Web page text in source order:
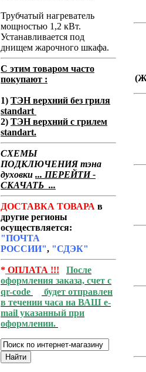
Трубчатый нагреватель
мощностью 1,2 кВт.
Устанавливается под
днищем жарочного шкафа.
С этим товаром часто
покупают :
1) ТЭН верхний без гриля
standart
2) ТЭН верхний с грилем
standart.
СХЕМЫ
ПОДКЛЮЧЕНИЯ тэна
духовки ... ПЕРЕЙТИ -
СКАЧАТЬ ...
ДОСТАВКА ТОВАРА в
другие регионы
осуществляется:
"ПОЧТА
РОССИИ", "СДЭК"
* ОПЛАТА !!!
После
оформления заказа, счет с
qr-code
будет отправлен
в течении часа на ВАШ e-
mail указанный при
оформлении.